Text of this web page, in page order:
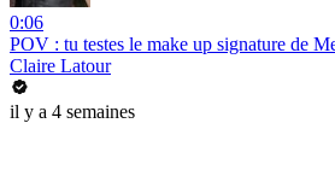
0:06
POV : tu testes le make up signature de
Claire Latour
il y a 4 semaines